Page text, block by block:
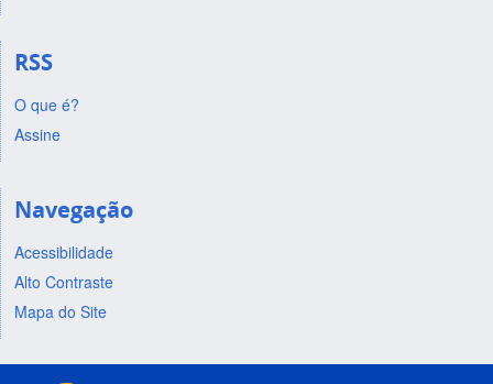
RSS
O que é?
Assine
Navegação
Acessibilidade
Alto Contraste
Mapa do Site